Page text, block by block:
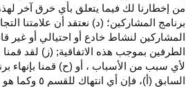
من إخطارنا لك فيما يتعلق بأي خرق آخر
برنامج المشاركين؛ (د) نعتقد أن علامتنا
المشاركين لنشاط خادع أو احتيالي أو غير
الطرفين بموجب هذه الاتفاقية; (ز) لقد
لأي سبب من الأسباب ، أو (ح) قمنا بإنهاء
السابق